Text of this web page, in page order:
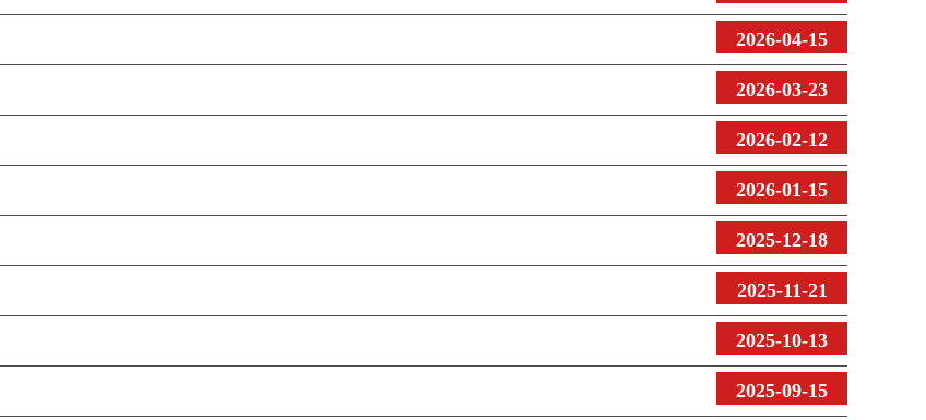
2026-04-15
2026-03-23
2026-02-12
2026-01-15
2025-12-18
2025-11-21
2025-10-13
2025-09-15